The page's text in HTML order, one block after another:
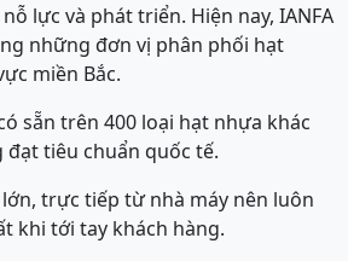
lực và phát triển. Hiện nay, IANFA
những đơn vị phân phối hạt
miền Bắc.
sẵn trên 400 loại hạt nhựa khác
tiêu chuẩn quốc tế.
trực tiếp từ nhà máy nên luôn
khi tới tay khách hàng.